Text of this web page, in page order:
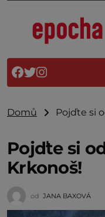
Domů Pojďte si
Pojďte si
Krkonoš!
od JANA BAXOVÁ